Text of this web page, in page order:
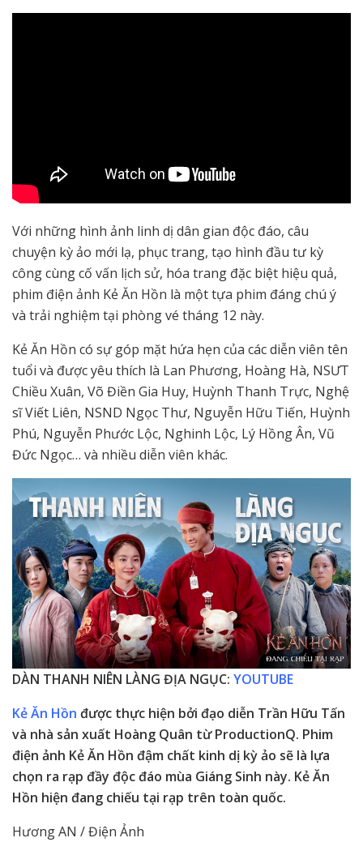
Với những hình ảnh linh dị dân gian độc đáo, câu
chuyện kỳ ảo mới lạ, phục trang, tạo hình đầu tư kỳ
công cùng cố vấn lịch sử, hóa trang đặc biệt hiệu quả,
phim điện ảnh Kẻ Ăn Hồn là một tựa phim đáng chú ý
và trải nghiệm tại phòng vé tháng 12 này.
Kẻ Ăn Hồn có sự góp mặt hứa hẹn của các diễn viên tên
tuổi và được yêu thích là Lan Phương, Hoàng Hà, NSƯT
Chiều Xuân, Võ Điền Gia Huy, Huỳnh Thanh Trực, Nghệ
sĩ Viết Liên, NSND Ngọc Thư, Nguyễn Hữu Tiến, Huỳnh
Phú, Nguyễn Phước Lộc, Nghinh Lộc, Lý Hồng Ân, Vũ
Đức Ngọc… và nhiều diễn viên khác.
DÀN THANH NIÊN LÀNG ĐỊA NGỤC: YOUTUBE
Kẻ Ăn Hồn được thực hiện bởi đạo diễn Trần Hữu Tấn
và nhà sản xuất Hoàng Quân từ ProductionQ. Phim
điện ảnh Kẻ Ăn Hồn đậm chất kinh dị kỳ ảo sẽ là lựa
chọn ra rạp đầy độc đáo mùa Giáng Sinh này. Kẻ Ăn
Hồn hiện đang chiếu tại rạp trên toàn quốc.
Hương AN / Điện Ảnh